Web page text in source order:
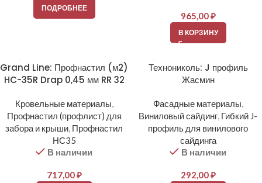
ПОДРОБНЕЕ
965,00₽
В КОРЗИНУ
Grand Line: Профнастил (м2)
HC-35R Drap 0,45 мм RR 32
Кровельные материалы,
Профнастил (профлист) для
забора и крыши, Профнастил
НС35
В наличии
717,00₽
Технониколь: J профиль
Жасмин
Фасадные материалы,
Виниловый сайдинг, Гибкий J-
профиль для винилового
сайдинга
В наличии
292,00₽